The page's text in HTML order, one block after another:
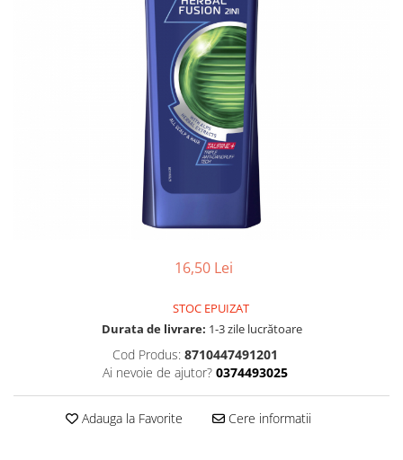
Detergent pardoseala
Echipamente de curăţenie
Folie aluminiu,folie alimentara
Produse pentru curatarea tenului
Sapun lichid, sapun
16,50 Lei
STOC EPUIZAT
Durata de livrare: 1-3 zile lucrătoare
Cod Produs: 8710447491201
Ai nevoie de ajutor? 0374493025
Adauga la Favorite Cere informatii